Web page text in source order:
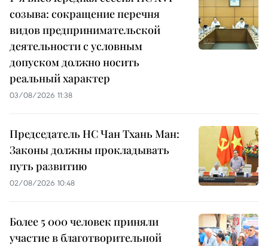
созыва: сокращение перечня
видов предпринимательской
деятельности с условным
допуском должно носить
реальный характер
03/08/2026 11:38
Председатель НС Чан Тхань Ман:
Законы должны прокладывать
путь развитию
02/08/2026 10:48
Более 5 000 человек приняли
участие в благотворительной